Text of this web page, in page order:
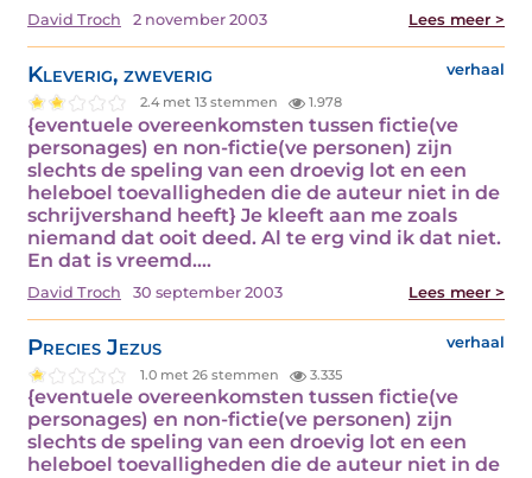
David Troch 2 november 2003 Lees meer >
Kleverig, zweverig verhaal
2.4 met 13 stemmen 1.978
{eventuele overeenkomsten tussen fictie(ve
personages) en non-fictie(ve personen) zijn
slechts de speling van een droevig lot en een
heleboel toevalligheden die de auteur niet in de
schrijvershand heeft} Je kleeft aan me zoals
niemand dat ooit deed. Al te erg vind ik dat niet.
En dat is vreemd....
David Troch 30 september 2003 Lees meer >
Precies Jezus verhaal
1.0 met 26 stemmen 3.335
{eventuele overeenkomsten tussen fictie(ve
personages) en non-fictie(ve personen) zijn
slechts de speling van een droevig lot en een
heleboel toevalligheden die de auteur niet in de